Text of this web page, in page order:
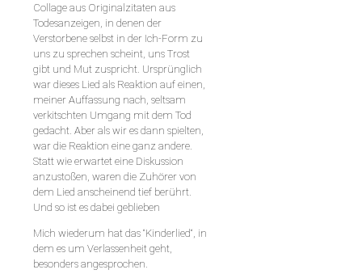
Collage aus Originalzitaten aus
Todesanzeigen, in denen der
Verstorbene selbst in der Ich-Form zu
uns zu sprechen scheint, uns Trost
gibt und Mut zuspricht. Ursprünglich
war dieses Lied als Reaktion auf einen,
meiner Auffassung nach, seltsam
verkitschten Umgang mit dem Tod
gedacht. Aber als wir es dann spielten,
war die Reaktion eine ganz andere.
Statt wie erwartet eine Diskussion
anzustoßen, waren die Zuhörer von
dem Lied anscheinend tief berührt.
Und so ist es dabei geblieben
Mich wiederum hat das “Kinderlied“, in
dem es um Verlassenheit geht,
besonders angesprochen.